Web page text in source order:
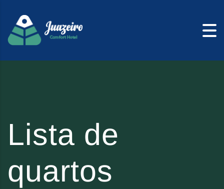
Lista de
quartos